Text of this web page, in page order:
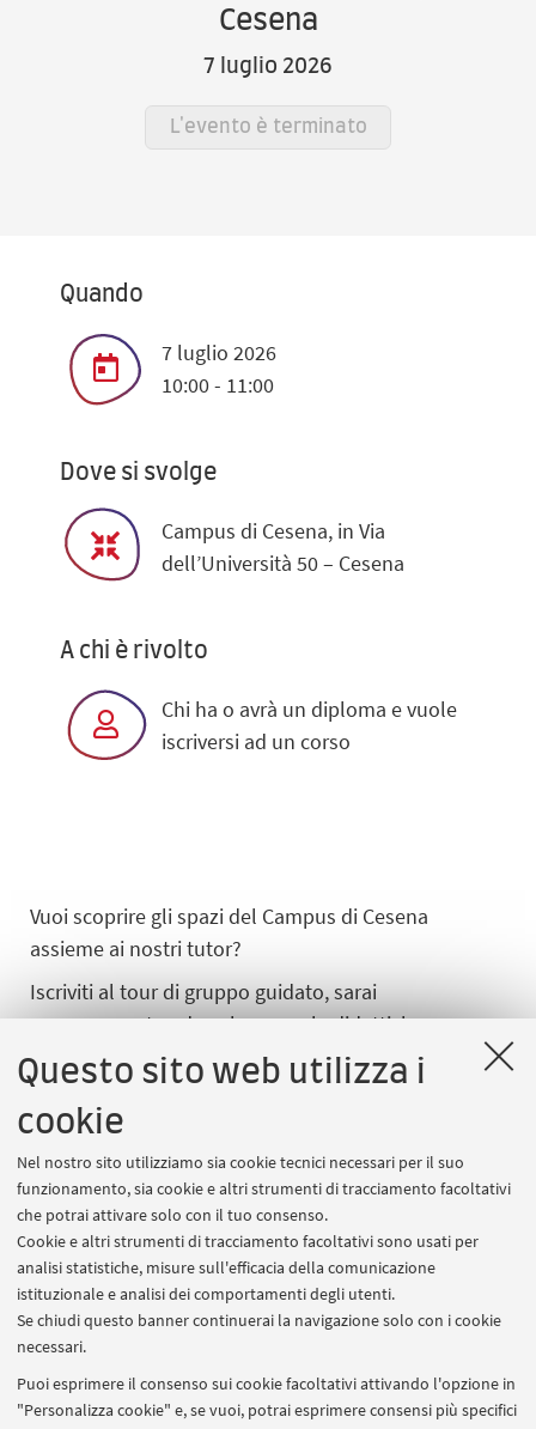
Questo sito web utilizza i
cookie
Nel nostro sito utilizziamo sia cookie tecnici necessari per il suo
funzionamento, sia cookie e altri strumenti di tracciamento facoltativi
che potrai attivare solo con il tuo consenso.
Cookie e altri strumenti di tracciamento facoltativi sono usati per
analisi statistiche, misure sull'efficacia della comunicazione
istituzionale e analisi dei comportamenti degli utenti.
Se chiudi questo banner continuerai la navigazione solo con i cookie
necessari.
Puoi esprimere il consenso sui cookie facoltativi attivando l'opzione in
"Personalizza cookie" e, se vuoi, potrai esprimere consensi più specifici
Cesena
7 luglio 2026
L'evento è terminato
Quando
7 luglio 2026
10:00 - 11:00
Dove si svolge
Campus di Cesena, in Via
dell’Università 50 – Cesena
A chi è rivolto
Chi ha o avrà un diploma e vuole
iscriversi ad un corso
Vuoi scoprire gli spazi del Campus di Cesena
assieme ai nostri tutor?
Iscriviti al tour di gruppo guidato, sarai
accompagnato ad esplorare aule didattiche,
laboratori, biblioteca, palestra e a scoprire tutte le
opportunità e i Servizi che il Campus offre alle sue
studentesse e ai suoi studenti.
Ti aspettiamo martedì 7 luglio alle ore 10:00 davanti
al bancone di ingresso del Campus di Cesena, in Via
dell’Università 50 – Cesena.Per partecipare
all'evento è necessaria la registrazione
ISCRIZIONE E PARTECIPAZIONE
Iscriviti dal bottone in alto. Il giorno dell'evento,
recati nel luogo indicato 15 minuti prima dell'orario
di inizio.